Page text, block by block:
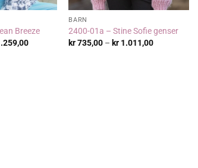
Breeze
Prisområde:
BARN
2400-01a – Stine Sofie genser
kr735,00 – kr 1.011,00Prisområde: